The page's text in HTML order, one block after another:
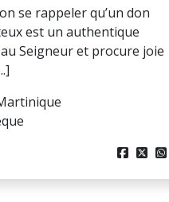
se rappeler qu’un don
est un authentique
Seigneur et procure joie
  